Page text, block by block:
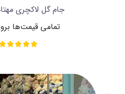
جام گل لاکچری
تمامی قیمت‌ها